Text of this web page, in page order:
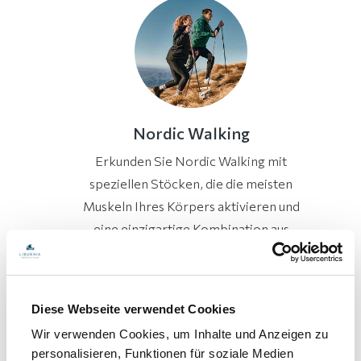
Diese Webseite verwendet Cookies
Wir verwenden Cookies, um Inhalte und Anzeigen zu
personalisieren, Funktionen für soziale Medien
Nordic Walking
Erkunden Sie Nordic Walking mit
speziellen Stöcken, die die meisten
Muskeln Ihres Körpers aktivieren und
eine einzigartige Kombination aus
Regeneration und Kräftigung des
Körpers bieten.